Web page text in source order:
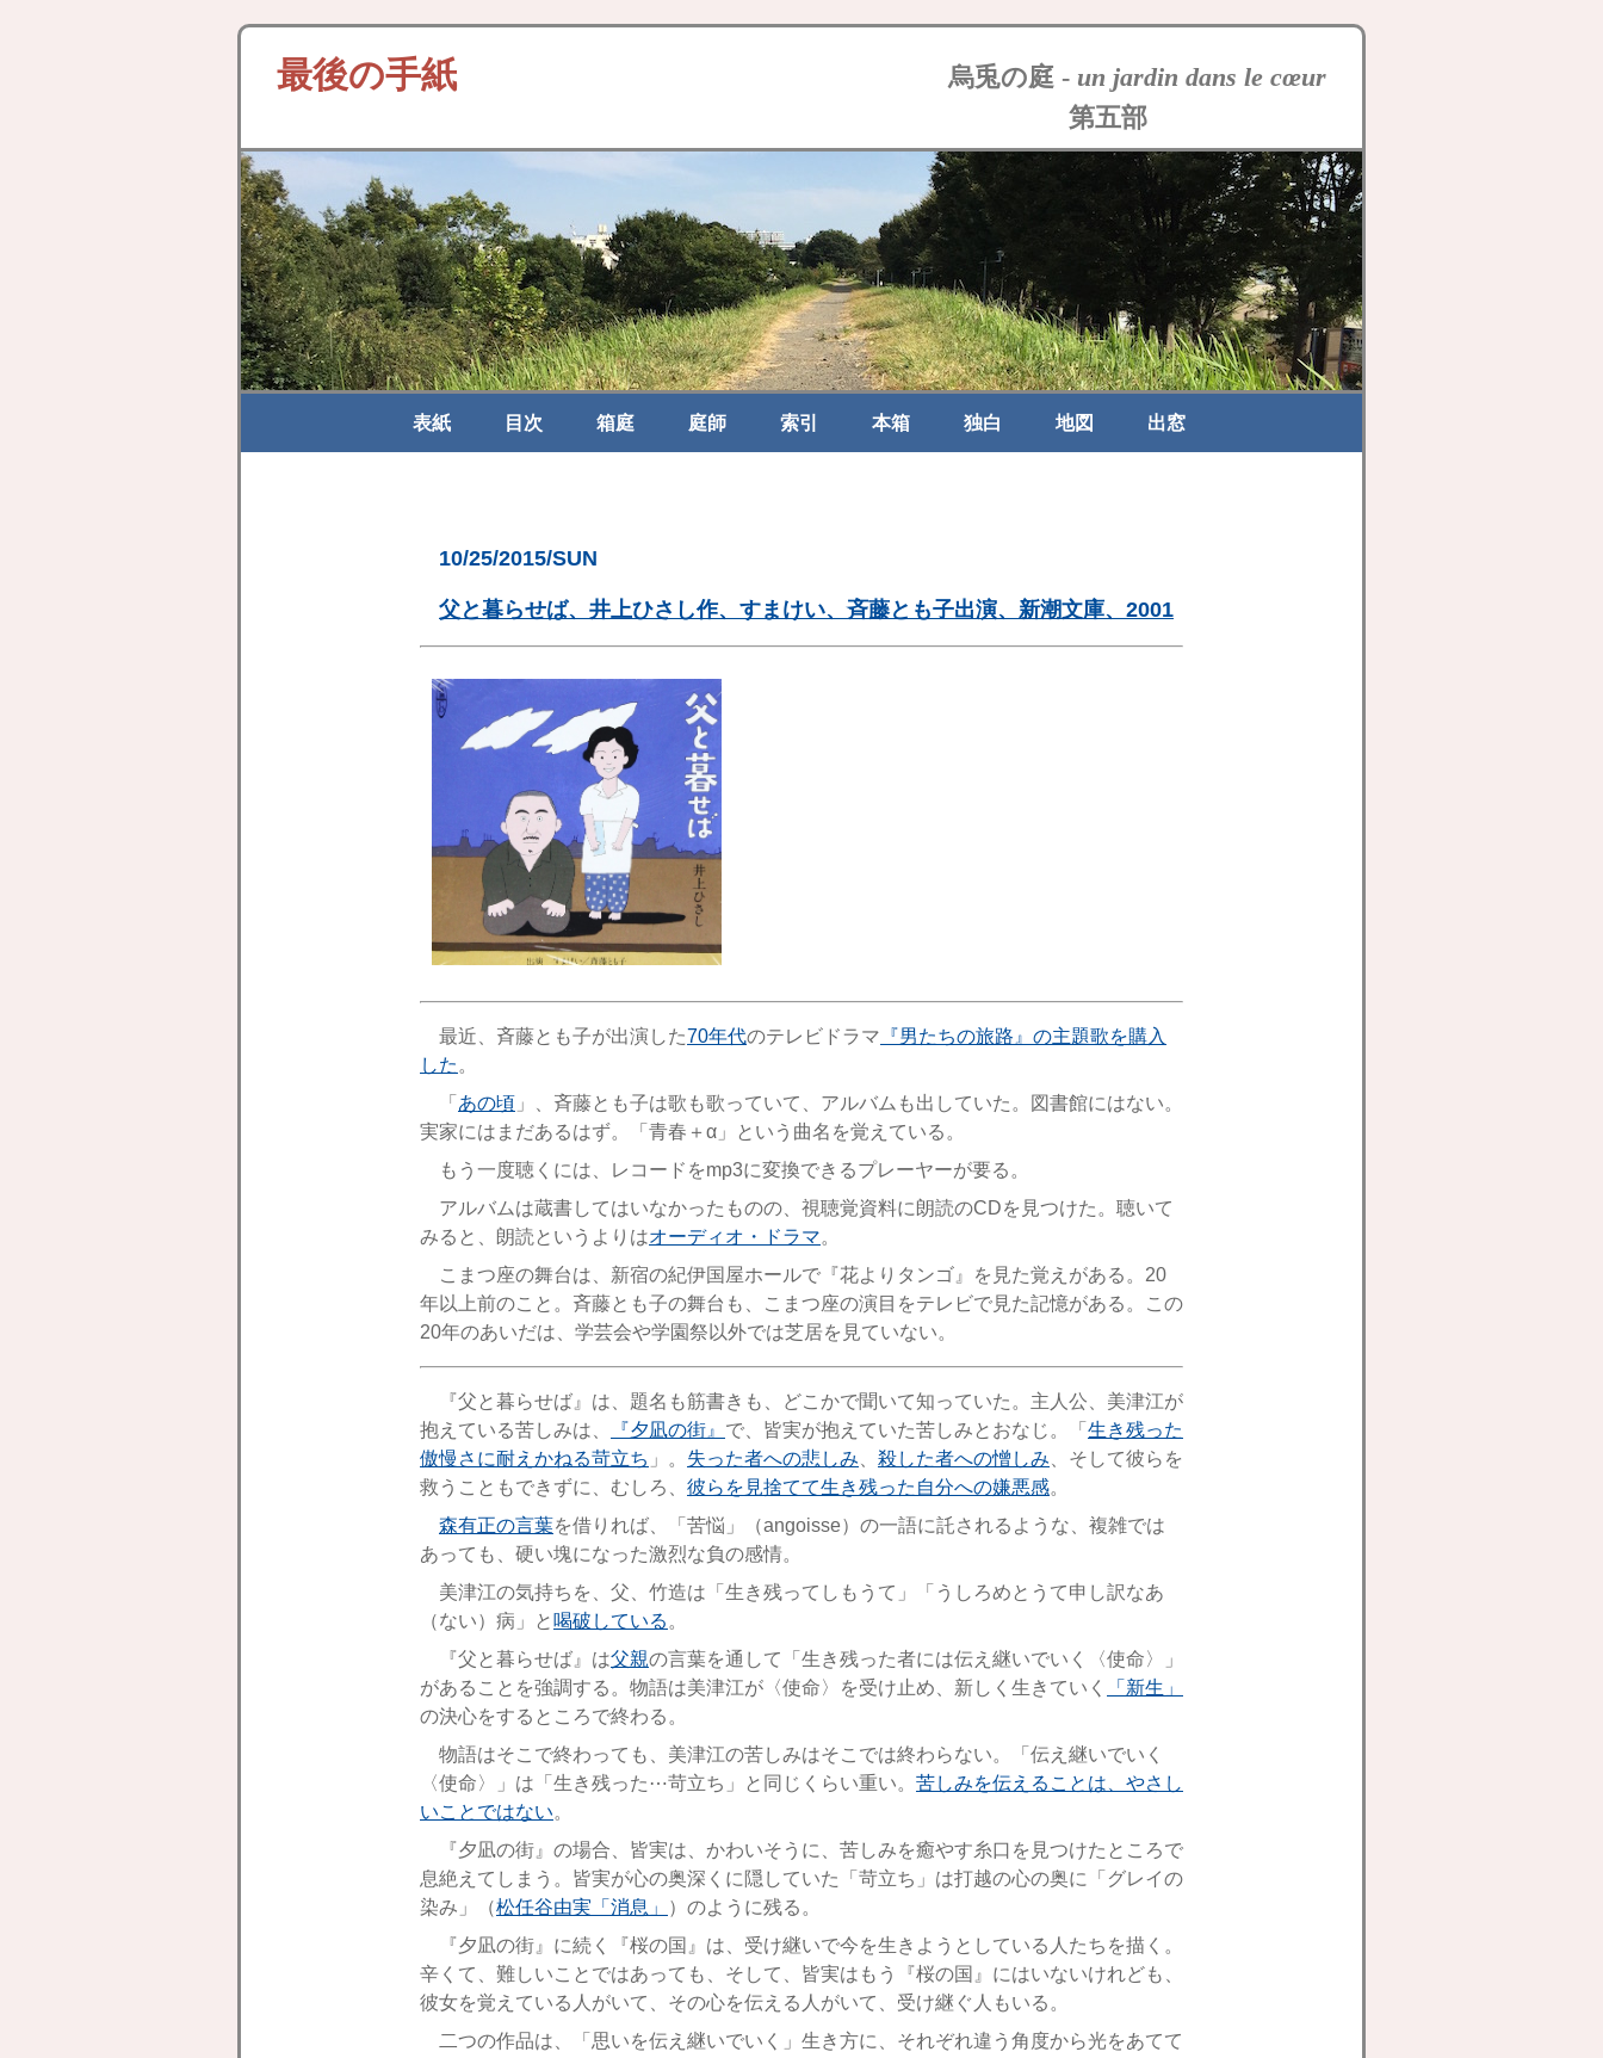
最後の手紙 烏兎の庭 - un jardin dans le cœur
第五部
表紙 目次 箱庭 庭師 索引 本箱 独白 地図 出窓
10/25/2015/SUN
父と暮らせば、井上ひさし作、すまけい、斉藤とも子出演、新潮文庫、2001
最近、斉藤とも子が出演した70年代のテレビドラマ 『男たちの旅路』の主題歌を購入
した 。
「 あの頃 」、斉藤とも子は歌も歌っていて、アルバムも出していた。図書館にはない。
実家にはまだあるはず。「青春＋α」という曲名を覚えている。
もう一度聴くには、レコードをmp3に変換できるプレーヤーが要る。
アルバムは蔵書してはいなかったものの、視聴覚資料に朗読のCDを見つけた。聴いて
みると、朗読というよりはオーディオ・ドラマ。
こまつ座の舞台は、新宿の紀伊国屋ホールで『花よりタンゴ』を見た覚えがある。20
年以上前のこと。斉藤とも子の舞台も、こまつ座の演目をテレビで見た記憶がある。この
20年のあいだは、学芸会や学園祭以外では芝居を見ていない。
『父と暮らせば』は、題名も筋書きも、どこかで聞いて知っていた。主人公、美津江が
抱えている苦しみは、
『夕凪の街』 で、皆実が抱えていた苦しみとおなじ。「 生き残った
傲慢さに耐えかねる苛立ち 」。 失った者への悲しみ 殺した者への憎しみ 、そして彼らを
救うこともできずに、むしろ、 彼らを見捨てて生き残った自分への嫌悪感。
森有正の言葉を借りれば、「苦悩」（angoisse）の一語に託されるような、複雑では
あっても、硬い塊になった激烈な負の感情。
美津江の気持ちを、父、竹造は「生き残ってしもうて」「うしろめとうて申し訳なあ
（ない）病」と 喝破している 。
『父と暮らせば』は父親の言葉を通して「生き残った者には伝え継いでいく〈使命〉」
があることを強調する。物語は美津江が〈使命〉を受け止め、新しく生きていく
「新生」
の決心をするところで終わる。
物語はそこで終わっても、美津江の苦しみはそこでは終わらない。「伝え継いでいく
〈使命〉」は「生き残った⋯苛立ち」と同じくらい重い。 苦しみを伝えることは、やさし
いことではない。
『夕凪の街』の場合、皆実は、かわいそうに、苦しみを癒やす糸口を見つけたところで
息絶えてしまう。皆実が心の奥深くに隠していた「苛立ち」は打越の心の奥に「グレイの
染み」（松任谷由実「消息」
）のように残る。
『夕凪の街』に続く『桜の国』は、受け継いで今を生きようとしている人たちを描く。
辛くて、難しいことではあっても、そして、皆実はもう『桜の国』にはいないけれども、
彼女を覚えている人がいて、その心を伝える人がいて、受け継ぐ人もいる。
二つの作品は、「思いを伝え継いでいく」生き方に、それぞれ違う角度から光をあてて